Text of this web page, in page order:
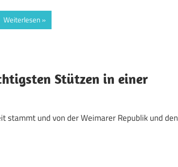
Weiterlesen
Stützen in einer
stammt und von der Weimarer Republik und den